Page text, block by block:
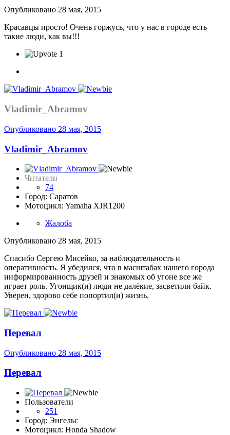
Опубликовано 28 мая, 2015
Красавцы просто! Очень горжусь, что у нас в городе есть
такие люди, как вы!!!
1
Vladimir_Abramov
Опубликовано 28 мая, 2015
Vladimir_Abramov
Читатели
74
Город: Саратов
Мотоцикл: Yamaha XJR1200
Жалоба
Опубликовано 28 мая, 2015
Спасибо Сергею Мисейко, за наблюдательность и
оперативность. Я убедился, что в масштабах нашего города
информированность друзей и знакомых об угоне все же
играет роль. Угонщик(и) люди не далёкие, засветили байк.
Уверен, здорово себе попортил(и) жизнь.
Перевал
Опубликовано 28 мая, 2015
Перевал
Пользователи
251
Город: Энгельс
Мотоцикл: Honda Shadow